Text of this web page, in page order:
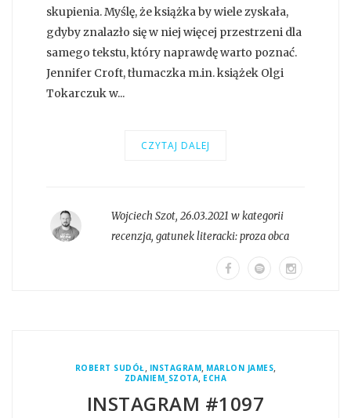
skupienia. Myślę, że książka by wiele zyskała,
gdyby znalazło się w niej więcej przestrzeni dla
samego tekstu, który naprawdę warto poznać.
Jennifer Croft, tłumaczka m.in. książek Olgi
Tokarczuk w...
CZYTAJ DALEJ
Wojciech Szot, 26.03.2021 w kategorii
recenzja, gatunek literacki:proza obca
ROBERT SUDÓŁ, INSTAGRAM, MARLON JAMES,
ZDANIEM_SZOTA, ECHA
INSTAGRAM #1097